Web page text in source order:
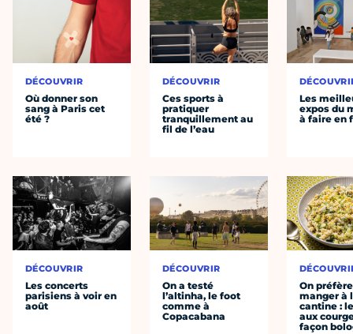
DÉCOUVRIR
Où donner son
sang à Paris cet
été ?
DÉCOUVRIR
Les concerts
parisiens à voir en
août
DÉCOUVRIR
Ces sports à
pratiquer
tranquillement au
fil de l’eau
DÉCOUVRIR
On a testé
l’altinha, le foot
comme à
Copacabana
Les
expos du
à faire en
On préfère
manger à
cantine :
aux
façon